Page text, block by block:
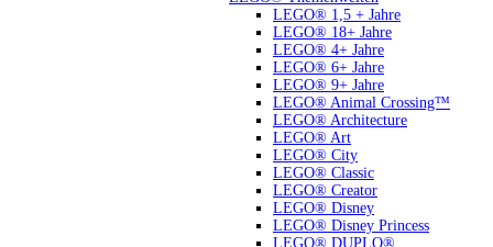
LEGO® 1,5 + Jahre
LEGO® 18+ Jahre
LEGO® 4+ Jahre
LEGO® 6+ Jahre
LEGO® 9+ Jahre
LEGO® Animal Crossing™
LEGO® Architecture
LEGO® Art
LEGO® City
LEGO® Classic
LEGO® Creator
LEGO® Disney
LEGO® Disney Princess
LEGO® DUPLO®